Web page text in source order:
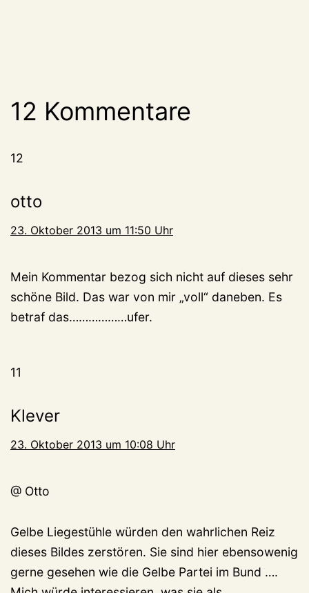
12 Kommentare
12
otto
23. Oktober 2013 um 11:50 Uhr
Mein Kommentar bezog sich nicht auf dieses sehr
schöne Bild. Das war von mir „voll“ daneben. Es
betraf das………………ufer.
11
Klever
23. Oktober 2013 um 10:08 Uhr
@ Otto
Gelbe Liegestühle würden den wahrlichen Reiz
dieses Bildes zerstören. Sie sind hier ebensowenig
gerne gesehen wie die Gelbe Partei im Bund ….